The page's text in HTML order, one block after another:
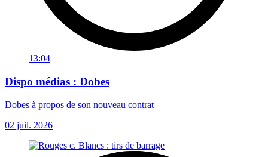
13:04
Dispo médias : Dobes
Dobes à propos de son nouveau contrat
02 juil. 2026